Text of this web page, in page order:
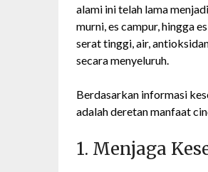
alami ini telah lama
murni, es campur, hingga
serat tinggi, air,
secara menyeluruh.
Berdasarkan informasi
adalah deretan manfaat
1. Menjaga